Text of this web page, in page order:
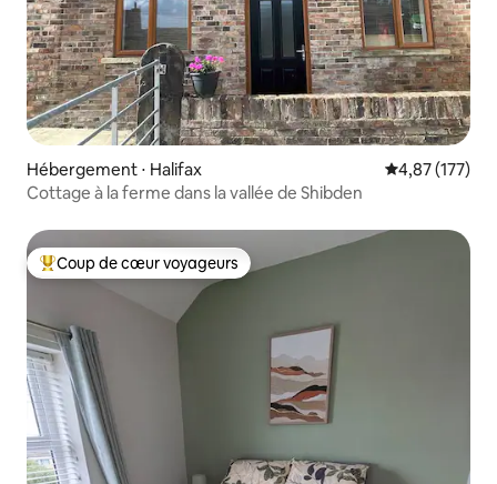
Hébergement ⋅ Halifax Évaluation
4,87 (177)
Cottage à la ferme dans la vallée de Shibden
Coups de cœur voyageurs les plus appréciés
Coup de cœur voyageurs